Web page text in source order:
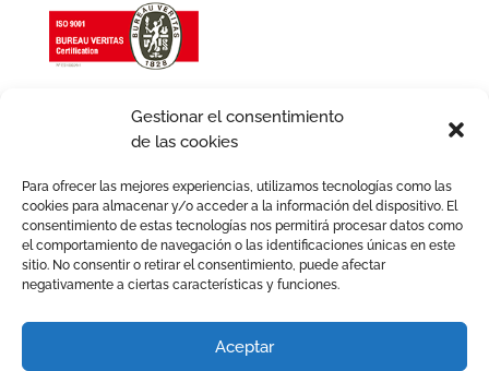
Gestionar el consentimiento
de las cookies
Para ofrecer las mejores experiencias, utilizamos tecnologías como las
cookies para almacenar y/o acceder a la información del dispositivo. El
consentimiento de estas tecnologías nos permitirá procesar datos como
el comportamiento de navegación o las identificaciones únicas en este
sitio. No consentir o retirar el consentimiento, puede afectar
negativamente a ciertas características y funciones.
Aceptar
Términos y condiciones